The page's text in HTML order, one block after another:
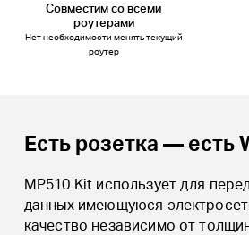
Совместим со всеми
роутерами
Нет необходимости менять текущий
роутер
Есть розетка — есть
MP510 Kit использует для
данных имеющуюся
качество независимо от